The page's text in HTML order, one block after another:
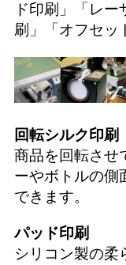
ド印刷 」「 レー
刷 」「 オフセッ
回転シルク印刷
商品を回転させ
ーやボトルの側
できます。
パッド印刷
シリコン製の柔